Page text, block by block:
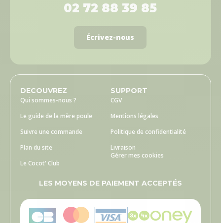
02 72 88 39 85
Écrivez-nous
DECOUVREZ
Qui sommes-nous ?
Le guide de la mère poule
Suivre une commande
Plan du site
Le Cocot' Club
SUPPORT
CGV
Mentions légales
Politique de confidentialité
Livraison
Gérer mes cookies
LES MOYENS DE PAIEMENT ACCEPTÉS